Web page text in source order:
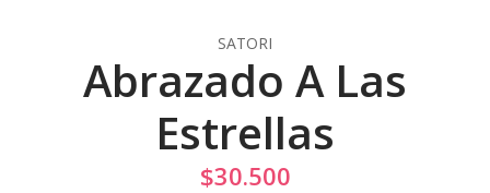
SATORI
Abrazado A Las
Estrellas
$30.500